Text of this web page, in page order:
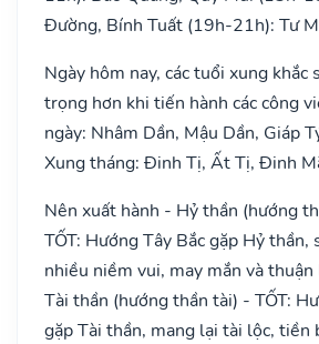
Đường, Bính Tuất (19h-21h): Tư
Ngày hôm nay, các tuổi xung khắc
trọng hơn khi tiến hành các công
ngày: Nhâm Dần, Mậu Dần, Giáp
Xung tháng: Đinh Tị, Ất Tị, Đinh
Nên xuất hành - Hỷ thần (hướng
TỐT: Hướng Tây Bắc gặp Hỷ thần,
nhiều niềm vui, may mắn và
Tài thần (hướng thần tài) - TỐT:
gặp Tài thần, mang lại tài lộc, tiền